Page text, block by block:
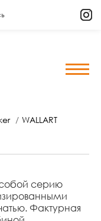
WALLART
собой серию
Фактурная